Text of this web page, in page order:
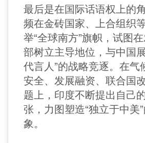
最后是在国际话语权上的
频在金砖国家、上合组织
举“全球南方”旗帜，试图
部树立主导地位，与中国
代言人”的战略竞逐。在气
安全、发展融资、联合国
题上，印度不断提出自己
张，力图塑造“独立于中美
象。